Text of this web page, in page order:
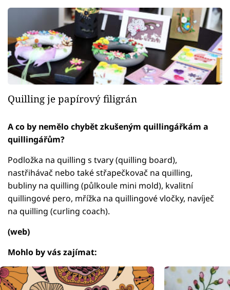
Quilling je papírový filigrán
A co by nemělo chybět zkušeným quillingářkám a
quillingářům?
Podložka na quilling s tvary (quilling board),
nastřihávač nebo také střapečkovač na quilling,
bubliny na quilling (půlkoule mini mold), kvalitní
quillingové pero, mřížka na quillingové vločky, navíječ
na quilling (curling coach).
(web)
Mohlo by vás zajímat: